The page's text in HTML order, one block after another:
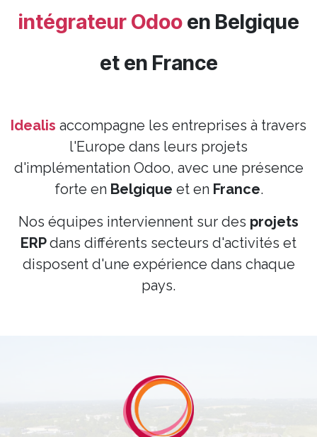
intégrateur Odooen Belgique
et en France
Idealis accompagne les entreprises à travers
l'Europe dans leurs projets
d'implémentation Odoo, avec une présence
forte en Belgique et en France.
Nos équipes interviennent sur des projets
ERPdans différents secteurs d'activités et
disposent d'une expérience dans chaque
pays.